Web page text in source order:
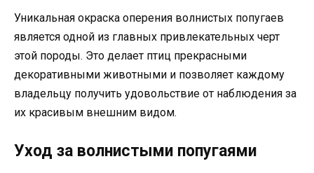
Уникальная окраска оперения волнистых попугаев
является одной из главных привлекательных черт
этой породы. Это делает птиц прекрасными
декоративными животными и позволяет каждому
владельцу получить удовольствие от наблюдения за
их красивым внешним видом.
Уход за волнистыми попугаями